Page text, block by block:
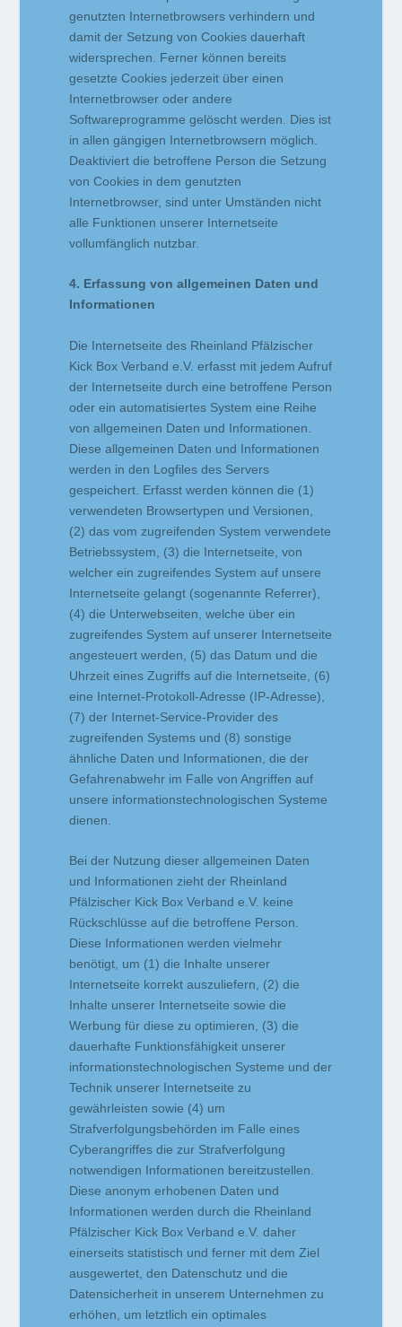
genutzten Internetbrowsers verhindern und
damit der Setzung von Cookies dauerhaft
widersprechen. Ferner können bereits
gesetzte Cookies jederzeit über einen
Internetbrowser oder andere
Softwareprogramme gelöscht werden. Dies ist
in allen gängigen Internetbrowsern möglich.
Deaktiviert die betroffene Person die Setzung
von Cookies in dem genutzten
Internetbrowser, sind unter Umständen nicht
alle Funktionen unserer Internetseite
vollumfänglich nutzbar.
4. Erfassung von allgemeinen Daten und
Informationen
Die Internetseite des Rheinland Pfälzischer
Kick Box Verband e.V. erfasst mit jedem Aufruf
der Internetseite durch eine betroffene Person
oder ein automatisiertes System eine Reihe
von allgemeinen Daten und Informationen.
Diese allgemeinen Daten und Informationen
werden in den Logfiles des Servers
gespeichert. Erfasst werden können die (1)
verwendeten Browsertypen und Versionen,
(2) das vom zugreifenden System verwendete
Betriebssystem, (3) die Internetseite, von
welcher ein zugreifendes System auf unsere
Internetseite gelangt (sogenannte Referrer),
(4) die Unterwebseiten, welche über ein
zugreifendes System auf unserer Internetseite
angesteuert werden, (5) das Datum und die
Uhrzeit eines Zugriffs auf die Internetseite, (6)
eine Internet-Protokoll-Adresse (IP-Adresse),
(7) der Internet-Service-Provider des
zugreifenden Systems und (8) sonstige
ähnliche Daten und Informationen, die der
Gefahrenabwehr im Falle von Angriffen auf
unsere informationstechnologischen Systeme
dienen.
Bei der Nutzung dieser allgemeinen Daten
und Informationen zieht der Rheinland
Pfälzischer Kick Box Verband e.V. keine
Rückschlüsse auf die betroffene Person.
Diese Informationen werden vielmehr
benötigt, um (1) die Inhalte unserer
Internetseite korrekt auszuliefern, (2) die
Inhalte unserer Internetseite sowie die
Werbung für diese zu optimieren, (3) die
dauerhafte Funktionsfähigkeit unserer
informationstechnologischen Systeme und der
Technik unserer Internetseite zu
gewährleisten sowie (4) um
Strafverfolgungsbehörden im Falle eines
Cyberangriffes die zur Strafverfolgung
notwendigen Informationen bereitzustellen.
Diese anonym erhobenen Daten und
Informationen werden durch die Rheinland
Pfälzischer Kick Box Verband e.V. daher
einerseits statistisch und ferner mit dem Ziel
ausgewertet, den Datenschutz und die
Datensicherheit in unserem Unternehmen zu
erhöhen, um letztlich ein optimales